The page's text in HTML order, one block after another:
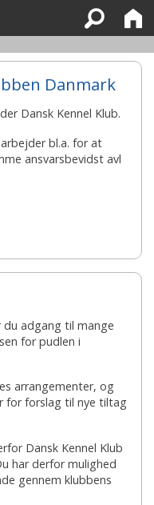
Danmark
Dansk Kennel Klub.
bl.a. for at
ansvarsbevidst avl
du adgang til mange
for pudlen i
arrangementer, og
for forslag til nye tiltag
Dansk Kennel Klub
har derfor mulighed
gennem klubbens